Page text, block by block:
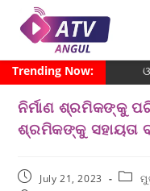
Trending Now:
ନିର୍ମାଣ ଶ୍ରମିକଙ୍କୁ
ଶ୍ରମିକଙ୍କୁ
July 21, 2023